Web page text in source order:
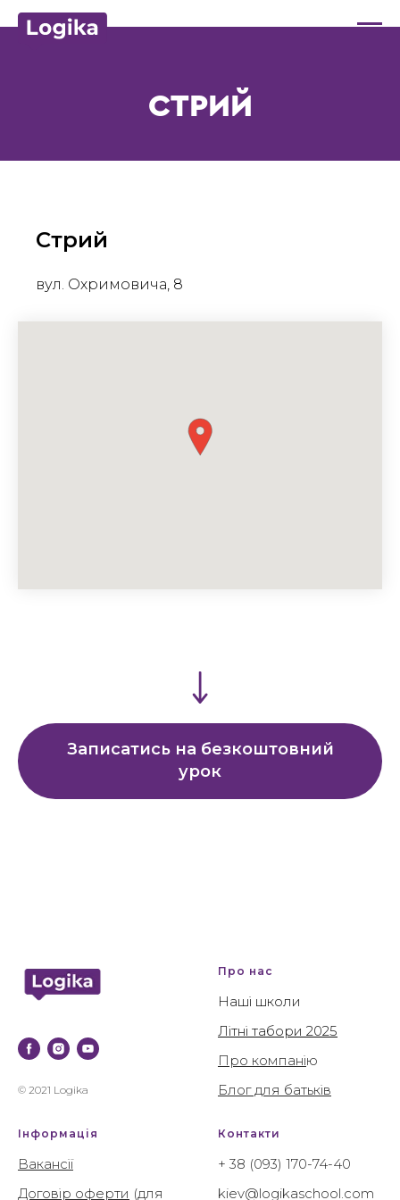
СТРИЙ
Стрий
вул. Охримовича, 8
Записатись на безкоштовний
урок
© 2021 Logika
Про нас
Наші школи
Літні табори 2025
Про компанію
Блог для батьків
Інформація
Вакансії
Договір оферти (для
Контакти
+ 38 (093) 170-74-40
kiev@logikaschool.com